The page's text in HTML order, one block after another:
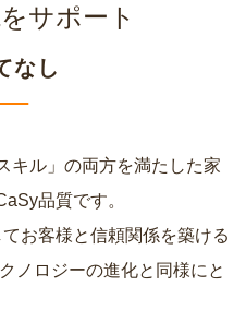
サポート
なし
キル」の両方を満たした家
品質です。
お客様と信頼関係を築ける